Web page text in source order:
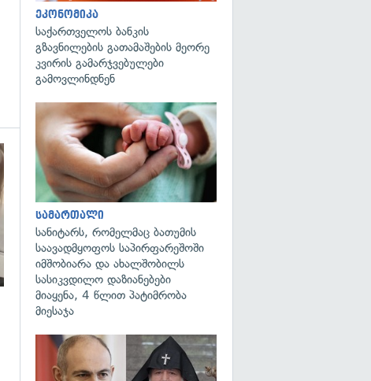
გადახედვა
ეკონომიკა
საქართველოს ბანკის
გზავნილების გათამაშების მეორე
კვირის გამარჯვებულები
გამოვლინდნენ
სამართალი
სანიტარს, რომელმაც ბათუმის
საავადმყოფოს საპირფარეშოში
იმშობიარა და ახალშობილს
სასიკვდილო დაზიანებები
მიაყენა, 4 წლით პატიმრობა
მიესაჯა